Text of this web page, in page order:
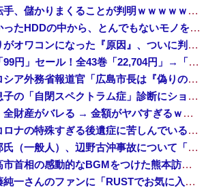
【悲報】タクシー運転手、儲かりまくることが判明ｗｗｗｗｗｗｗｗ
好きな女の子から預かったHDDの中から、とんでもないモノを発見してしまった
【悲報】日本の盆踊りがオワコンになった『原因』、ついに判明する・・・・・
『クローバー』全巻「99円」セール！全43巻「22,704円」→「4,257円」！実写ドラマ化もされたチャンピオンが誇る名作ヤンキー漫画！『ドロ...
【平和宣言を非難】ロシア外務省報道官「広島市長は『偽りの呪文』繰り返している」
【悲報】倉持由香、息子の「自閉スペクトラム症」診断にショックで涙… 見逃していた乳幼児期のサインとは？
人気女性配信者さん、全財産がバレる → 金額がヤバすぎるｗｗｗｗｗｗ
【悲報】ケンコバがコロナの特殊すぎる後遺症に苦しんでいる模様…お前らの周りにもこんな奴いる？
デニー支援の小沢一郎氏（一般人）、辺野古沖事故について「玉城デニー知事の責任ではないが、不幸な出来事を悪宣伝に利用する人がいる」
【悲報】首相官邸、高市首相の感動的なBGMをつけた熊本訪問の感動ムービーを投稿
人気配信者さん、加藤純一さんのファンに「RUSTでお気に入りの配信者が負けて嫌だよな？空気読めってなるよな？その結果がVCR。お前らVCR向いて...